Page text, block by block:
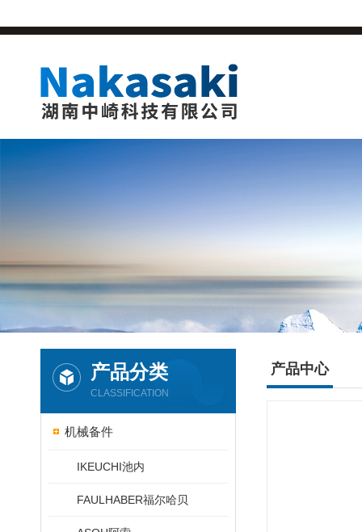
产品分类
CLASSIFICATION
机械备件
IKEUCHI池内
FAULHABER福尔哈贝
产品中心